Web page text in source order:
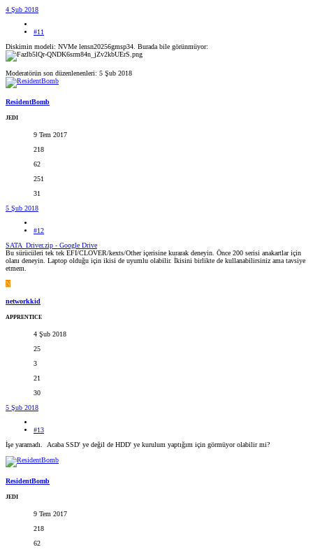
4 Şub 2018
#11
Diskimin modeli: NVMe lensn20256gmsp34. Burada bile görünmüyor:
Moderatörün son düzenlenenleri: 5 Şub 2018
ResidentBomb
JEDI
9 Tem 2017
218
62
251
31
5 Şub 2018
#12
SATA_Driver.zip - Google Drive
Bu sürücüleri tek tek EFI/CLOVER/kexts/Other içerisine kurarak deneyin. Önce 200 serisi anakartlar için
olanı deneyin. Laptop olduğu için ikisi de uyumlu olabilir. İkisini birlikte de kullanabilirsiniz ama tavsiye
etmem.
N
networkkid
APPRENTICE
4 Şub 2018
25
3
21
30
5 Şub 2018
#13
İşe yaramadı.
Acaba SSD' ye değil de HDD' ye kurulum yaptığım için görmüyor olabilir mi?
ResidentBomb
JEDI
9 Tem 2017
218
62